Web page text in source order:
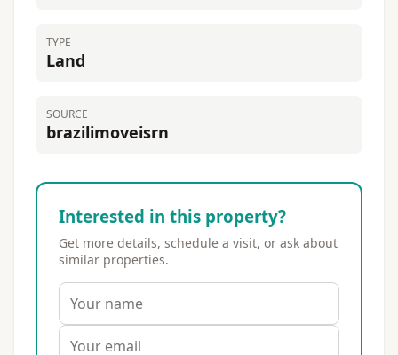
TYPE
Land
SOURCE
brazilimoveisrn
Interested in this property?
Get more details, schedule a visit, or ask about
similar properties.